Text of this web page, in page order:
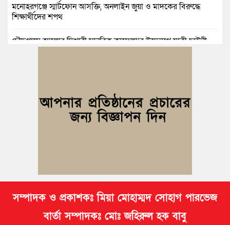
মনোহরগঞ্জে স্মার্টফোন আসক্তি, অনলাইন জুয়া ও মাদকের বিরুদ্ধে
শিক্ষার্থীদের শপথ
চৌদ্দগ্রামে আলোর দিশারী মানবিক কাফেলা’র উদ্যোগে যাত্রী ছাউনী
জলিল ও শাহ ইমরানের নেতৃত্বে বরুড়া উপজেলা স্বেচ্ছাসেবক দলের
আংশিক কমিটি ঘোষণা
সম্পাদক ও প্রকাশকঃ মিয়া মোহাম্মদ সোহাগ পারভেজ
বার্তা সম্পাদকঃ মোঃ জহিরুল হক বাবু